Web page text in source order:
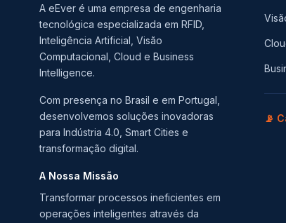
A eEver é uma empresa de engenharia
tecnológica especializada em RFID,
Inteligência Artificial, Visão
Computacional, Cloud e Business
Intelligence.
Com presença no Brasil e em Portugal,
desenvolvemos soluções inovadoras
para Indústria 4.0, Smart Cities e
transformação digital.
A Nossa Missão
Transformar processos ineficientes em
operações inteligentes através da
📡